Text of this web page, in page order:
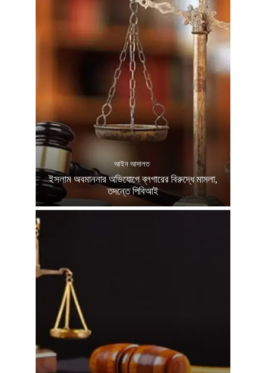
আইন আদালত
ইসলাম অবমাননার অভিযোগে ব্লগারের বিরুদ্ধে মামলা,
তদন্তে পিবিআই